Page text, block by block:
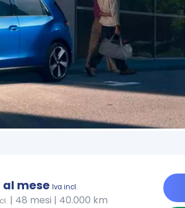
al mese Iva incl.
| 48 mesi | 40.000 km